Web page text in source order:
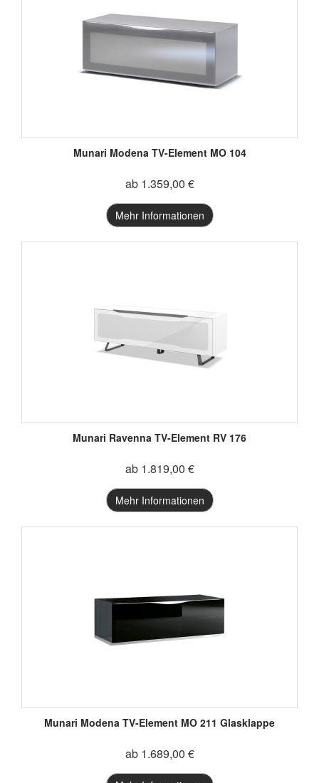
Munari Modena TV-Element MO 104
ab 1.359,00 €
Mehr Informationen
Munari Ravenna TV-Element RV 176
ab 1.819,00 €
Mehr Informationen
Munari Modena TV-Element MO 211 Glasklappe
ab 1.689,00 €